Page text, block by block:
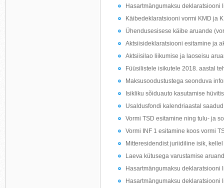
Hasartmängumaksu deklaratsiooni
Käibedeklaratsiooni vormi KMD ja
Ühendusesisese käibe aruande
Aktsiisideklaratsiooni esitamine ja
Aktsiisilao liikumise ja laoseisu
Füüsilistele isikutele 2018. aastal
Maksusoodustustega seonduva
Isikliku sõiduauto kasutamise
Usaldusfondi kalendriaastal
Vormi TSD esitamine ning tulu- ja
Vormi INF 1 esitamine koos vormi
Mitteresidendist juriidiline isik,
Laeva kütusega varustamise
Hasartmängumaksu deklaratsiooni
Hasartmängumaksu deklaratsiooni